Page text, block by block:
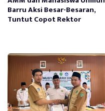
Barru Aksi Besar-Besaran,
Tuntut Copot Rektor